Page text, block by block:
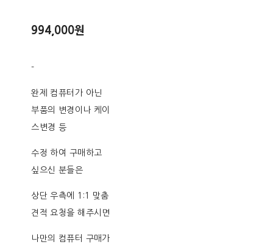
994,000원
-
완제 컴퓨터가 아닌
부품의 변경이나 케이
스변경 등
수정 하여 구매하고
싶으신 분들은
상단 우측에 1:1 맞춤
견적 요청을 해주시면
나만의 컴퓨터 구매가